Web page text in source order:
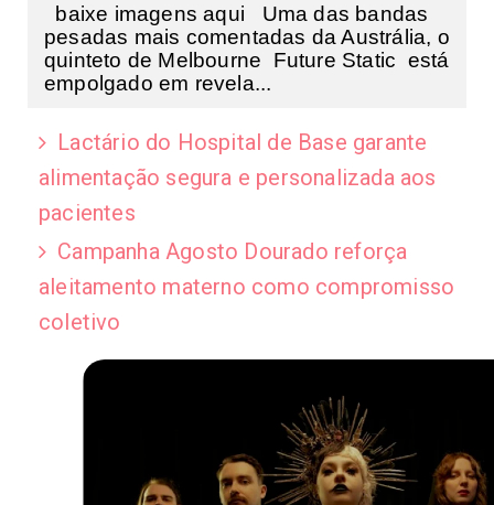
baixe imagens aqui Uma das bandas
pesadas mais comentadas da Austrália, o
quinteto de Melbourne Future Static está
empolgado em revela...
Lactário do Hospital de Base garante
alimentação segura e personalizada aos
pacientes
Campanha Agosto Dourado reforça
aleitamento materno como compromisso
coletivo